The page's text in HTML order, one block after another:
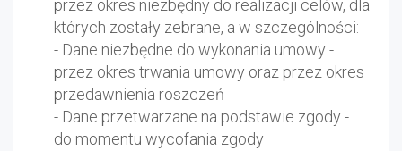
przez okres niezbędny do realizacji celów, dla
których zostały zebrane, a w szczególności:
- Dane niezbędne do wykonania umowy -
przez okres trwania umowy oraz przez okres
przedawnienia roszczeń
- Dane przetwarzane na podstawie zgody -
do momentu wycofania zgody